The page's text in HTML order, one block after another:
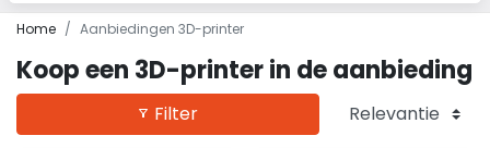
Home Aanbiedingen 3D-printer
Koop een 3D-printer in de aanbieding
Filter